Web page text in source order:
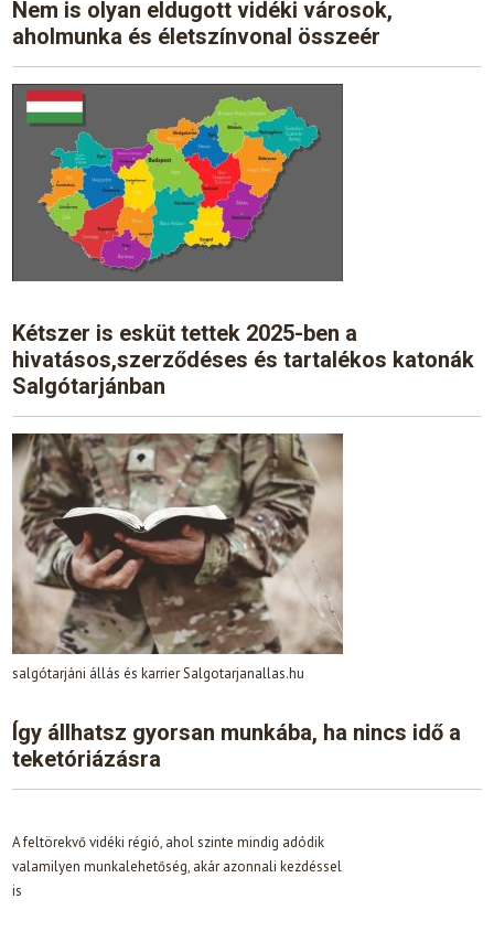
Nem is olyan eldugott vidéki városok,
aholmunka és életszínvonal összeér
Kétszer is esküt tettek 2025-ben a
hivatásos,szerződéses és tartalékos katonák
Salgótarjánban
salgótarjáni állás és karrier Salgotarjanallas.hu
Így állhatsz gyorsan munkába, ha nincs idő a
teketóriázásra
A feltörekvő vidéki régió, ahol szinte mindig adódik
valamilyen munkalehetőség, akár azonnali kezdéssel
is